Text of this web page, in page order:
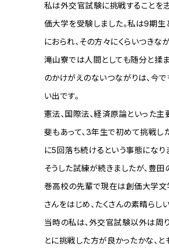
私は外交官試験に挑戦することを志
価大学を受験しました。私は9期
におられ、その方々にくらいつき
滝山寮では人間としても随分と揉
のかけがえのないつながりは、今
い出です。
憲法、国際法、経済原論といった
斐もあって、3年生で初めて挑戦
に5回落ち続けるという事態になり
そうした試練が続きましたが、豊
巻高校の先輩で現在は創価大学文
さんをはじめ、たくさんの素晴ら
当時の私は、外交官試験以外は周
とに挑戦した方が良かったかな、と